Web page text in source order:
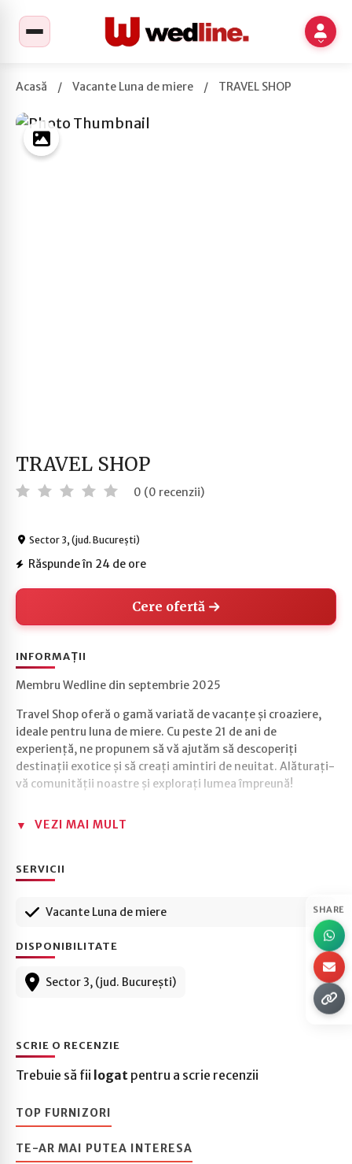
SHARE
Acasă / Vacante Luna de miere / TRAVEL SHOP
TRAVEL SHOP
0 (0 recenzii)
Sector 3, (jud. București)
Răspunde în 24 de ore
Cere ofertă
INFORMAȚII
Membru Wedline din septembrie 2025
Travel Shop oferă o gamă variată de vacanțe și croaziere,
ideale pentru luna de miere. Cu peste 21 de ani de
experiență, ne propunem să vă ajutăm să descoperiți
destinații exotice și să creați amintiri de neuitat. Alăturați-
vă comunității noastre și explorați lumea împreună!
VEZI MAI MULT
SERVICII
Vacante Luna de miere
DISPONIBILITATE
Sector 3, (jud. București)
SCRIE O RECENZIE
Trebuie să fii logat pentru a scrie recenzii
TOP FURNIZORI
TE-AR MAI PUTEA INTERESA